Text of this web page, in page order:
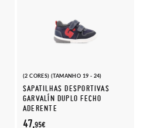
(2 CORES) (TAMANHO 19 - 24)
SAPATILHAS DESPORTIVAS
GARVALÍN DUPLO FECHO
ADERENTE
47,95€